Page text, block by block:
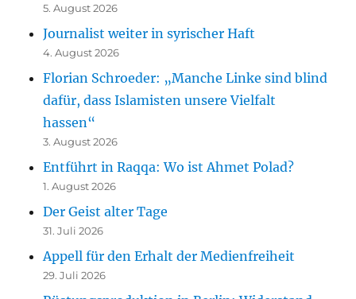
5. August 2026
Journalist weiter in syrischer Haft
4. August 2026
Florian Schroeder: „Manche Linke sind blind
dafür, dass Islamisten unsere Vielfalt
hassen“
3. August 2026
Entführt in Raqqa: Wo ist Ahmet Polad?
1. August 2026
Der Geist alter Tage
31. Juli 2026
Appell für den Erhalt der Medienfreiheit
29. Juli 2026